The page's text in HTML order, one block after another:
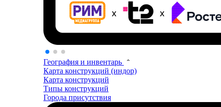
География и инвентарь
Карта конструкций (индор)
Карта конструкций
Типы конструкций
Города присутствия